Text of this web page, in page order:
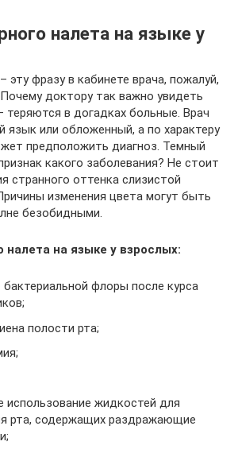
налета на языке у
эту фразу в кабинете врача, пожалуй,
доктору так важно увидеть
теряются в догадках больные. Врач
язык или обложенный, а по характеру
предположить диагноз. Темный
какого заболевания? Не стоит
странного оттенка слизистой
изменения цвета могут быть
безобидными.
налета на языке у взрослых:
бактериальной флоры после курса
полости рта;
использование жидкостей для
рта, содержащих раздражающие